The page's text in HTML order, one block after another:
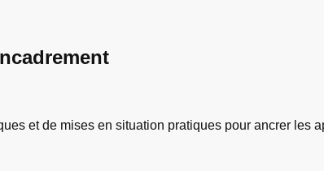
et de mises en situation pratiques pour ancrer les